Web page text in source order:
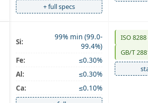
+ full specs
Si:
99% min (99.0-
99.4%)
Fe:
≤0.30%
Al:
≤0.30%
Ca:
≤0.10%
ISO
GB/T